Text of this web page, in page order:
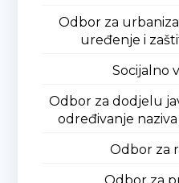
Odbor za
uređenje i
Socijalno
Odbor za dodjelu
određivanje
Odbor za